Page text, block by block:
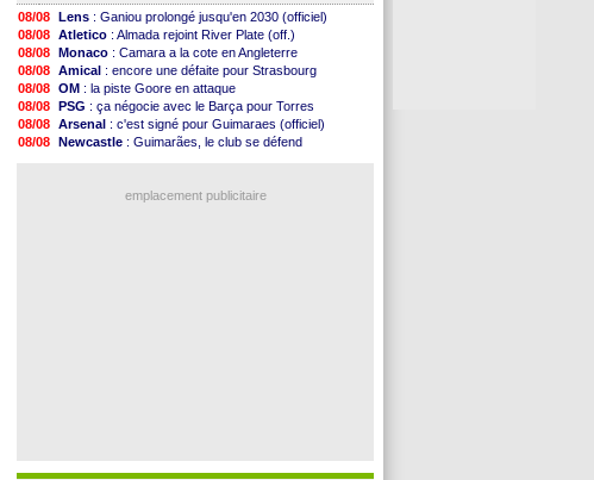
08/08 Lens : Ganiou prolongé jusqu'en 2030 (officiel)
08/08 Atletico : Almada rejoint River Plate (off.)
08/08 Monaco : Camara a la cote en Angleterre
08/08 Amical : encore une défaite pour Strasbourg
08/08 OM : la piste Goore en attaque
08/08 PSG : ça négocie avec le Barça pour Torres
08/08 Arsenal : c'est signé pour Guimaraes (officiel)
08/08 Newcastle : Guimarães, le club se défend
: Araujo va partir en prêt à Liverpool
emplacement publicitaire